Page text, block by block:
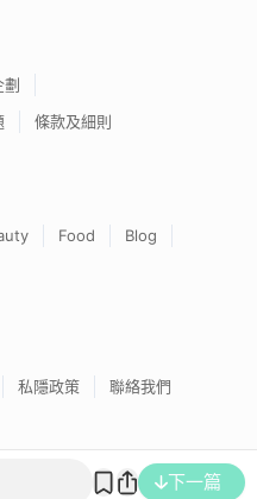
下一篇
劃
條款及細則
Food
Blog
私隱政策 聯絡我們